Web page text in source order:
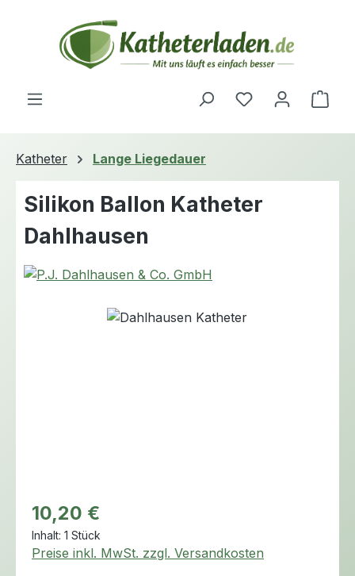
Zum Hauptinhalt springen
Du hast 0
Katheter Lange Liegedauer
Silikon Ballon Katheter
Dahlhausen
Bildergalerie überspringen
Regulärer Preis:
10,20 €
Inhalt: 1 Stück
Preise inkl. MwSt. zzgl. Versandkosten